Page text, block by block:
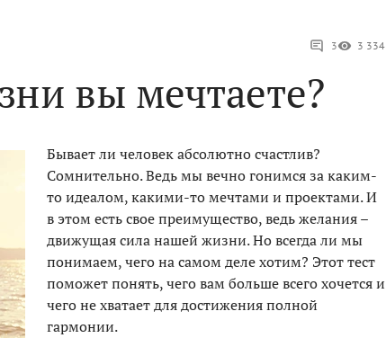
3 3 334
вы мечтаете?
Бывает ли человек абсолютно счастлив?
Сомнительно. Ведь мы вечно гонимся за каким-
то идеалом, какими-то мечтами и проектами. И
в этом есть свое преимущество, ведь желания –
движущая сила нашей жизни. Но всегда ли мы
понимаем, чего на самом деле хотим? Этот тест
поможет понять, чего вам больше всего хочется и
чего не хватает для достижения полной
гармонии.